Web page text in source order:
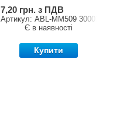
7,20 грн. з ПДВ
Артикул: ABL-MM509 3000201//
Є в наявності
Купити